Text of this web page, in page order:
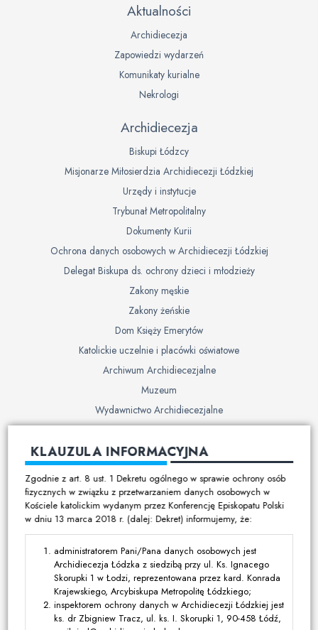
Aktualności
Archidiecezja
Zapowiedzi wydarzeń
Komunikaty kurialne
Nekrologi
Archidiecezja
Biskupi Łódzcy
Misjonarze Miłosierdzia Archidiecezji Łódzkiej
Urzędy i instytucje
Trybunał Metropolitalny
Dokumenty Kurii
Ochrona danych osobowych w Archidiecezji Łódzkiej
Delegat Biskupa ds. ochrony dzieci i młodzieży
Zakony męskie
Zakony żeńskie
Dom Księży Emerytów
Katolickie uczelnie i placówki oświatowe
Archiwum Archidiecezjalne
Muzeum
Wydawnictwo Archidiecezjalne
Cmentarze
Duszpasterstwo
Program duszpasterski
Kalendarz pracy duszpasterskiej
Duszpasterstwo specjalistyczne
Ruchy i stowarzyszenia
Multimedia
Filmy
Zdjęcia
KLAUZULA INFORMACYJNA
Zgodnie z art. 8 ust. 1 Dekretu ogólnego w sprawie ochrony osób
fizycznych w związku z przetwarzaniem danych osobowych w
Kościele katolickim wydanym przez Konferencję Episkopatu Polski
w dniu 13 marca 2018 r. (dalej: Dekret) informujemy, że:
administratorem Pani/Pana danych osobowych jest
Archidiecezja Łódzka z siedzibą przy ul. Ks. Ignacego
Skorupki 1 w Łodzi, reprezentowana przez kard. Konrada
Krajewskiego, Arcybiskupa Metropolitę Łódzkiego;
inspektorem ochrony danych w Archidiecezji Łódzkiej jest
ks. dr Zbigniew Tracz, ul. ks. I. Skorupki 1, 90-458 Łódź,